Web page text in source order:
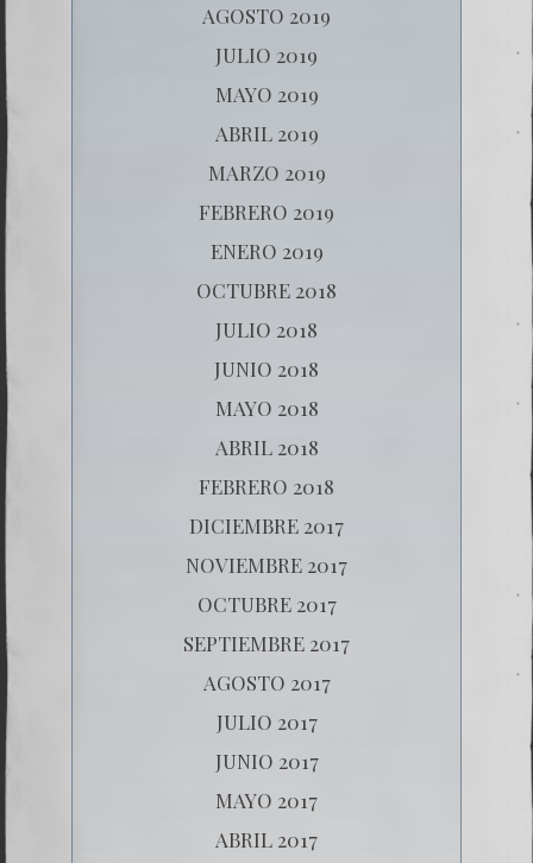
AGOSTO 2019
JULIO 2019
MAYO 2019
ABRIL 2019
MARZO 2019
FEBRERO 2019
ENERO 2019
OCTUBRE 2018
JULIO 2018
JUNIO 2018
MAYO 2018
ABRIL 2018
FEBRERO 2018
DICIEMBRE 2017
NOVIEMBRE 2017
OCTUBRE 2017
SEPTIEMBRE 2017
AGOSTO 2017
JULIO 2017
JUNIO 2017
MAYO 2017
ABRIL 2017